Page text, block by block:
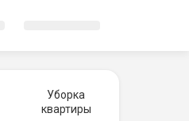
Уборка
квартиры